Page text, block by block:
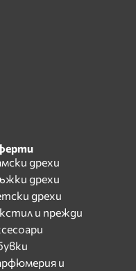
дрехи
дрехи
дрехи
и прежди
и